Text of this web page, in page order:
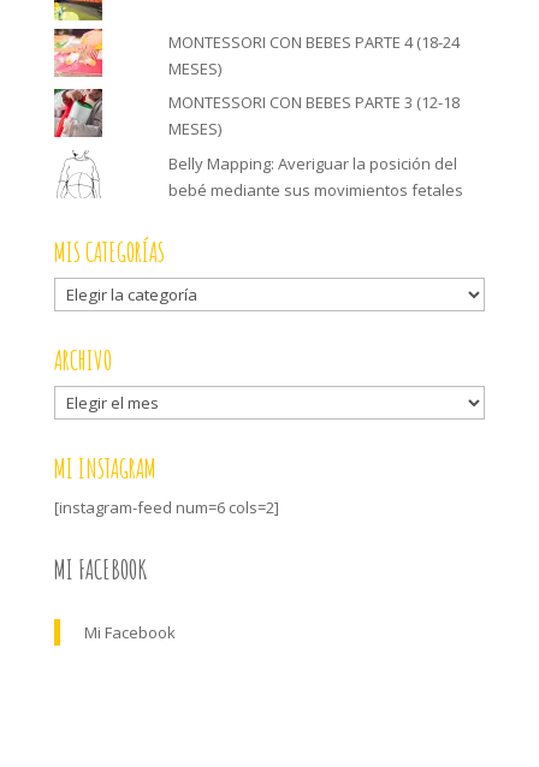
MONTESSORI CON BEBES PARTE 4 (18-24
MESES)
MONTESSORI CON BEBES PARTE 3 (12-18
MESES)
Belly Mapping: Averiguar la posición del
bebé mediante sus movimientos fetales
MIS CATEGORÍAS
Mis
categorías
ARCHIVO
Archivo
MI INSTAGRAM
[instagram-feed num=6 cols=2]
MI FACEBOOK
Mi Facebook